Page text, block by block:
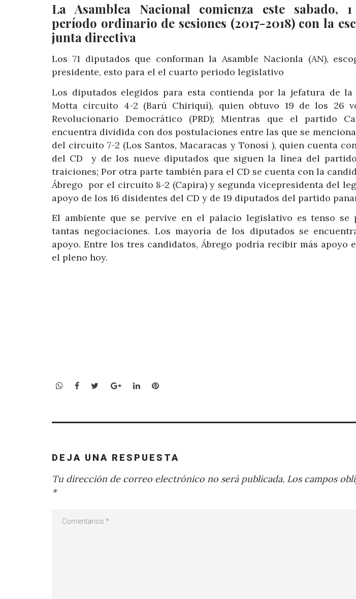
La Asamblea Nacional comienza este
período ordinario de sesiones (2017-2018) con la
junta directiva
Los 71 diputados que conforman la Asamble Nacionla (AN),
presidente, esto para el el cuarto periodo legislativo
Los diputados elegidos para esta contienda por la jefatura de
Motta circuito 4-2 (Barú Chiriquí), quien obtuvo 19 de los 26
Revolucionario Democrático (PRD); Mientras que el partido
encuentra dividida con dos postulaciones entre las que se
del circuito 7-2 (Los Santos, Macaracas y Tonosí ), quien cuenta
del CD y de los nueve diputados que siguen la línea del
traiciones; Por otra parte también para el CD se cuenta con la
Ábrego por el circuito 8-2 (Capira) y segunda vicepresidenta del
apoyo de los 16 disidentes del CD y de 19 diputados del partido
El ambiente que se pervive en el palacio legislativo es tenso se
tantas negociaciones. Los mayoría de los diputados se
apoyo. Entre los tres candidatos, Ábrego podría recibir más apoyo
el pleno hoy.
WhatsApp
Facebook
TwitterGoogle+LinkedInPinterest
DEJA UNA RESPUESTA
Tu dirección de correo electrónico no será publicada. Los campos
*